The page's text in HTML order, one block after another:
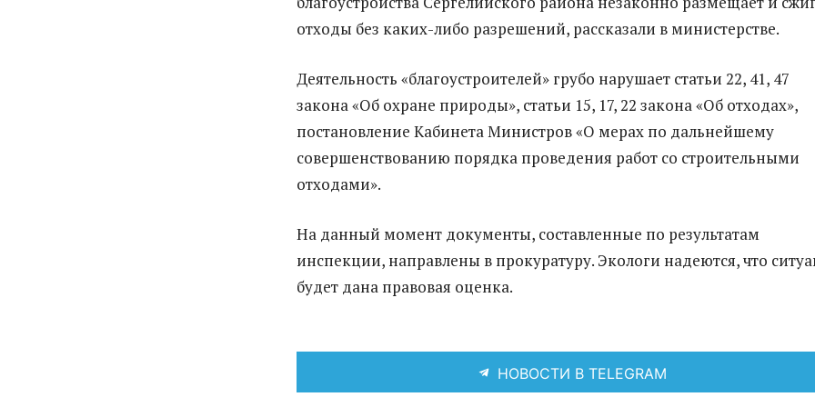
отходы без каких-либо разрешений, рассказали в министерстве.
Деятельность «благоустроителей» грубо нарушает статьи 22, 41, 47
закона «Об охране природы», статьи 15, 17, 22 закона «Об отходах»,
постановление Кабинета Министров «О мерах по дальнейшему
совершенствованию порядка проведения работ со строительными
отходами».
На данный момент документы, составленные по результатам
инспекции, направлены в прокуратуру. Экологи надеются, что
будет дана правовая оценка.
НОВОСТИ В TELEGRAM